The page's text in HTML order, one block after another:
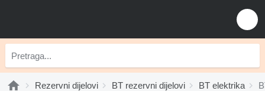
Rezervni dijelovi BT rezervni dijelovi BT elektrika